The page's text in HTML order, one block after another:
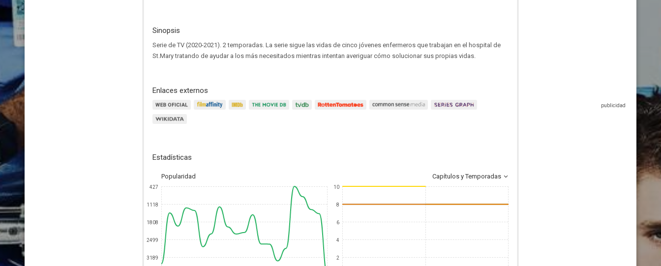
Sinopsis
Serie de TV (2020-2021). 2 temporadas. La serie sigue las vidas de cinco jóvenes enfermeros que trabajan en el hospital de
St.Mary tratando de ayudar a los más necesitados mientras intentan averiguar cómo solucionar sus propias vidas.
Enlaces externos
Estadísticas
Popularidad Capítulos y Temporadas
427
1118
1808
2499
3189
10
8
6
4
2